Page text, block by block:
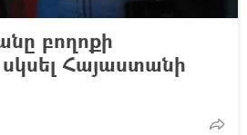
բողոքի
Հայաստանի